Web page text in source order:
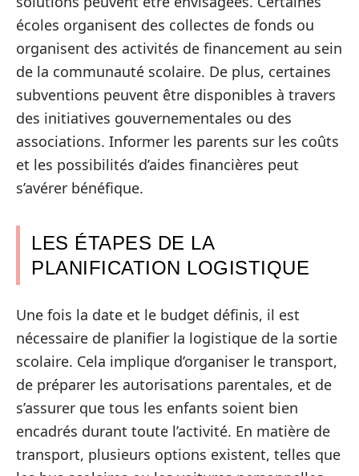
écoles organisent des collectes de fonds ou
organisent des activités de financement au sein
de la communauté scolaire. De plus, certaines
subventions peuvent être disponibles à travers
des initiatives gouvernementales ou des
associations. Informer les parents sur les coûts
et les possibilités d’aides financières peut
s’avérer bénéfique.
LES ÉTAPES DE LA
PLANIFICATION LOGISTIQUE
Une fois la date et le budget définis, il est
nécessaire de planifier la logistique de la sortie
scolaire. Cela implique d’organiser le transport,
de préparer les autorisations parentales, et de
s’assurer que tous les enfants soient bien
encadrés durant toute l’activité. En matière de
transport, plusieurs options existent, telles que